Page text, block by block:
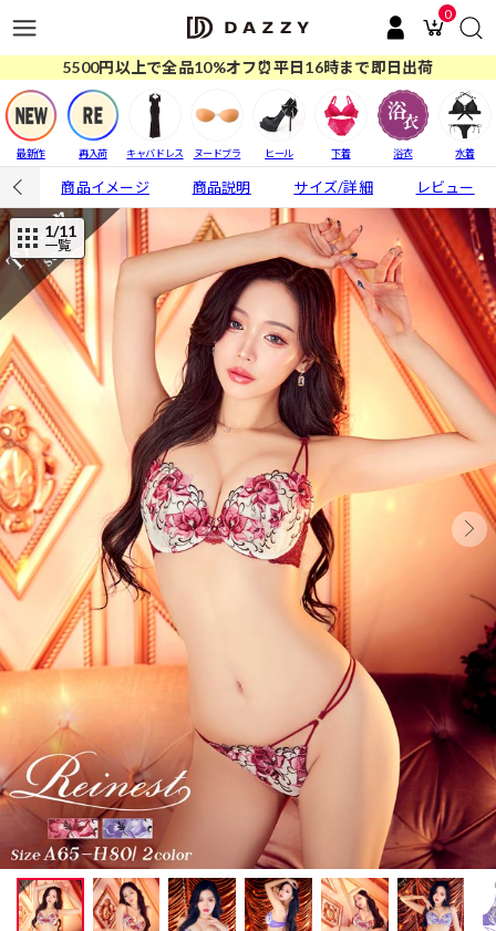
0
5500円以上で全品10%オフ⏰平日16時まで即日出荷
最新作 再入荷 キャバドレス ヌードブラ ヒール 下着 浴衣 水着
商品イメージ 商品説明 サイズ/詳細 レビュー
1/11
一覧